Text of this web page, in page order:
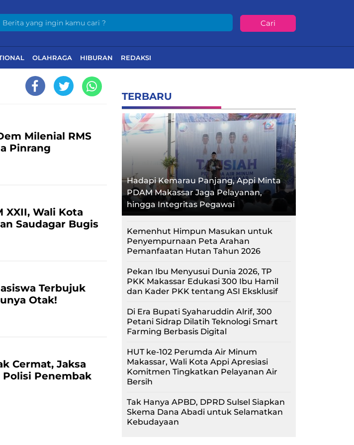
Cari
OLAHRAGA HIBURAN REDAKSI
Milenial RMS
Pinrang
XXII, Wali Kota
Saudagar Bugis
Terbujuk
Otak!
Cermat, Jaksa
Polisi Penembak
TERBARU
Hadapi Kemarau Panjang, Appi Minta
PDAM Makassar Jaga Pelayanan,
hingga Integritas Pegawai
Kemenhut Himpun Masukan untuk
Penyempurnaan Peta Arahan
Pemanfaatan Hutan Tahun 2026
Pekan Ibu Menyusui Dunia 2026, TP
PKK Makassar Edukasi 300 Ibu Hamil
dan Kader PKK tentang ASI Eksklusif
Di Era Bupati Syaharuddin Alrif, 300
Petani Sidrap Dilatih Teknologi Smart
Farming Berbasis Digital
HUT ke-102 Perumda Air Minum
Makassar, Wali Kota Appi Apresiasi
Komitmen Tingkatkan Pelayanan Air
Bersih
Tak Hanya APBD, DPRD Sulsel Siapkan
Skema Dana Abadi untuk Selamatkan
Kebudayaan